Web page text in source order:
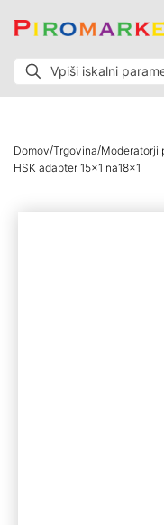
Domov/Trgovina/Moderatorji
HSK adapter 15×1 na18x1